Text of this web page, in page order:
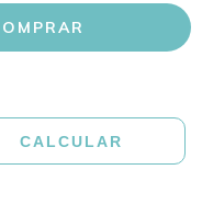
CALCULAR